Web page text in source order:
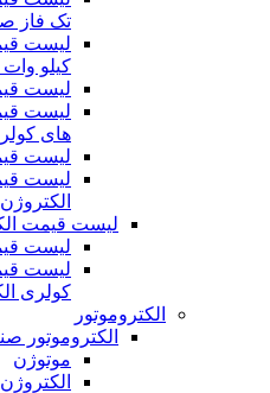
تک فاز
کیلو
لیست
لیست
های
لیست
لیست
الکتروژن
لیست قیمت
لیست
لیست
کولری
الکتروموتور
الکتروموتور
موتوژن
الکتروژن